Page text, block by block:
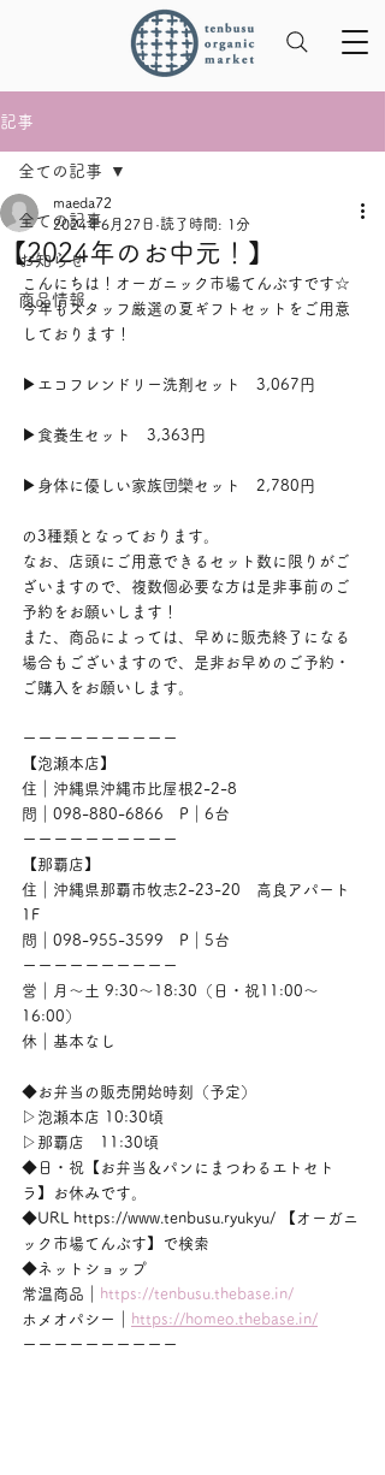
記事
全ての記事
お知らせ
商品情報
全ての記事
【2024年のお中元！】
maeda72
2024年6月27日 読了時間: 1分
こんにちは！オーガニック市場てんぶすです☆
今年もスタッフ厳選の夏ギフトセットをご用意
しております！
▶︎エコフレンドリー洗剤セット　3,067円
▶︎食養生セット　3,363円
▶︎身体に優しい家族団欒セット　2,780円
の3種類となっております。
なお、店頭にご用意できるセット数に限りがご
ざいますので、複数個必要な方は是非事前のご
予約をお願いします！
また、商品によっては、早めに販売終了になる
場合もございますので、是非お早めのご予約・
ご購入をお願いします。
ーーーーーーーーーー
【泡瀬本店】
住｜沖縄県沖縄市比屋根2-2-8
問｜098-880-6866　P｜6台
ーーーーーーーーーー
【那覇店】
住｜沖縄県那覇市牧志2-23-20　高良アパート
1F
問｜098-955-3599　P｜5台
ーーーーーーーーーー
営｜月〜土 9:30〜18:30（日・祝11:00〜
16:00）
休｜基本なし
◆お弁当の販売開始時刻（予定）
▷泡瀬本店 10:30頃
▷那覇店　11:30頃
◆日・祝【お弁当＆パンにまつわるエトセト
ラ】お休みです。
◆URL https://www.tenbusu.ryukyu/ 【オーガニ
ック市場てんぶす】で検索
◆ネットショップ
常温商品｜
https://tenbusu.thebase.in/
ホメオパシー｜
https://homeo.thebase.in/
ーーーーーーーーーー